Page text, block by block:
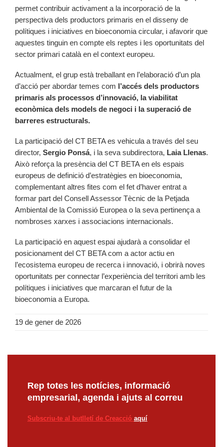
permet contribuir activament a la incorporació de la
perspectiva dels productors primaris en el disseny de
polítiques i iniciatives en bioeconomia circular, i afavorir que
aquestes tinguin en compte els reptes i les oportunitats del
sector primari català en el context europeu.
Actualment, el grup està treballant en l’elaboració d’un pla
d’acció per abordar temes com l’accés dels productors
primaris als processos d’innovació, la viabilitat
econòmica dels models de negoci i la superació de
barreres estructurals.
La participació del CT BETA es vehicula a través del seu
director, Sergio Ponsá, i la seva subdirectora, Laia Llenas.
Això reforça la presència del CT BETA en els espais
europeus de definició d’estratègies en bioeconomia,
complementant altres fites com el fet d’haver entrat a
formar part del Consell Assessor Tècnic de la Petjada
Ambiental de la Comissió Europea o la seva pertinença a
nombroses xarxes i associacions internacionals.
La participació en aquest espai ajudarà a consolidar el
posicionament del CT BETA com a actor actiu en
l’ecosistema europeu de recerca i innovació, i obrirà noves
oportunitats per connectar l’experiència del territori amb les
polítiques i iniciatives que marcaran el futur de la
bioeconomia a Europa.
19 de gener de 2026
Rep totes les notícies, informació
empresarial, agenda i ajuts al correu
Subscriu-te al butlletí de Creacció aquí